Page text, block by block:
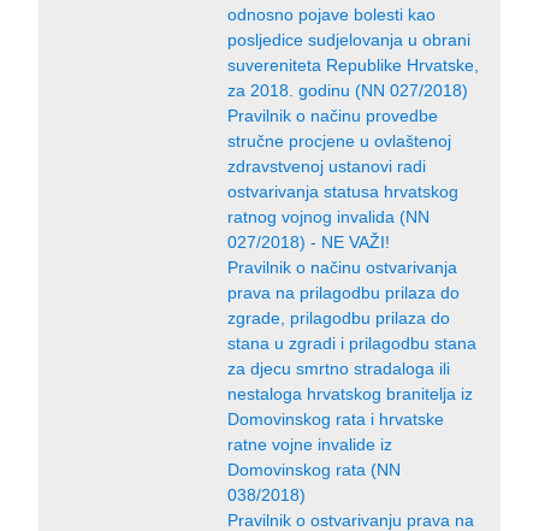
odnosno pojave bolesti kao
posljedice sudjelovanja u obrani
suvereniteta Republike Hrvatske,
za 2018. godinu (NN 027/2018)
Pravilnik o načinu provedbe
stručne procjene u ovlaštenoj
zdravstvenoj ustanovi radi
ostvarivanja statusa hrvatskog
ratnog vojnog invalida (NN
027/2018) - NE VAŽI!
Pravilnik o načinu ostvarivanja
prava na prilagodbu prilaza do
zgrade, prilagodbu prilaza do
stana u zgradi i prilagodbu stana
za djecu smrtno stradaloga ili
nestaloga hrvatskog branitelja iz
Domovinskog rata i hrvatske
ratne vojne invalide iz
Domovinskog rata (NN
038/2018)
Pravilnik o ostvarivanju prava na